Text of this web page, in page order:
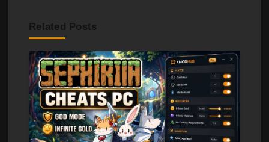
Related Posts